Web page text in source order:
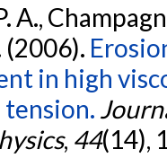
A.,
(2006).
in high
, 44(14),